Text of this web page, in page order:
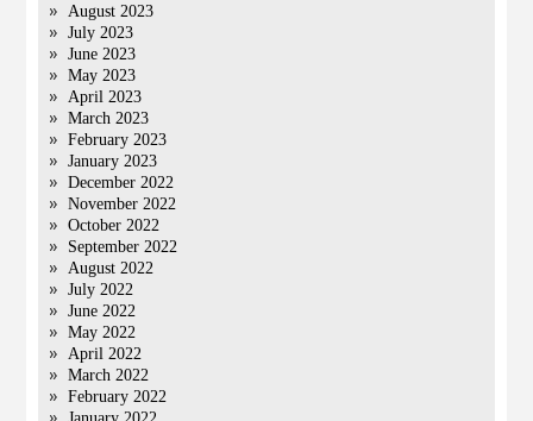
August 2023
July 2023
June 2023
May 2023
April 2023
March 2023
February 2023
January 2023
December 2022
November 2022
October 2022
September 2022
August 2022
July 2022
June 2022
May 2022
April 2022
March 2022
February 2022